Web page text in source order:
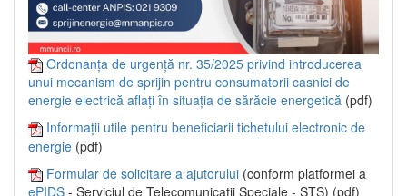
Ordonanța de urgență nr. 35/2025 privind introducerea
unui mecanism de sprijin pentru consumatorii casnici de
energie electrică aflați în situația de sărăcie energetică (pdf)
Informații utile pentru beneficiarii tichetului electronic de
energie (pdf)
Formular de solicitare a ajutorului (conform platformei a
ePIDS - Serviciul de Telecomunicații Speciale - STS) (pdf)